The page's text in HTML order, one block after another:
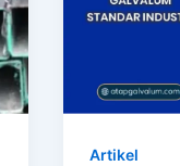
Artikel